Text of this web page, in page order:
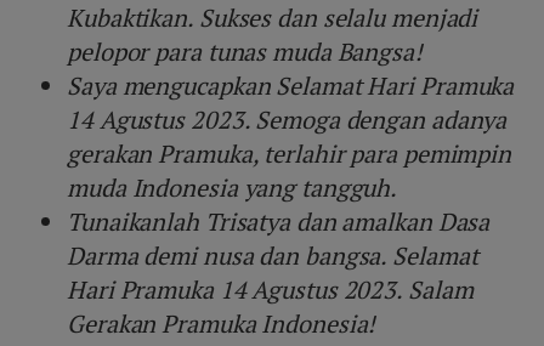
Kubaktikan. Sukses dan selalu menjadi
pelopor para tunas muda Bangsa!
Saya mengucapkan Selamat Hari Pramuka
14 Agustus 2023. Semoga dengan adanya
gerakan Pramuka, terlahir para pemimpin
muda Indonesia yang tangguh.
Tunaikanlah Trisatya dan amalkan Dasa
Darma demi nusa dan bangsa. Selamat
Hari Pramuka 14 Agustus 2023. Salam
Gerakan Pramuka Indonesia!